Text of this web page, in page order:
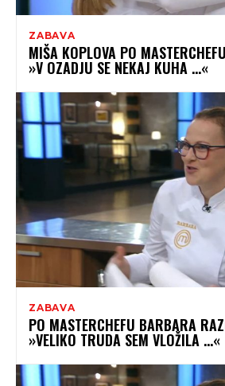
ZABAVA
MIŠA KOPLOVA PO
»V OZADJU SE NEKAJ KUHA …«
ZABAVA
PO MASTERCHEFU BARBARA
»VELIKO TRUDA SEM VLOŽILA …«